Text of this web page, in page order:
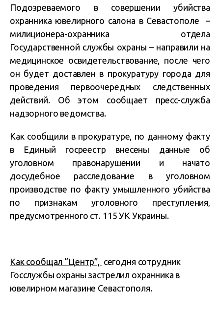
Подозреваемого в совершении убийства
охранника ювелирного салона в Севастополе –
милиционера-охранника отдела
Государственной службы охраны – направили на
медицинское освидетельствование, после чего
он будет доставлен в прокуратуру города для
проведения первоочередных следственных
действий. Об этом сообщает пресс-служба
надзорного ведомства.
Как сообщили в прокуратуре, по данному факту
в Единый госреестр внесены данные об
уголовном правонарушении и начато
досудебное расследование в уголовном
производстве по факту умышленного убийства
по признакам уголовного преступления,
предусмотренного ст. 115 УК Украины.
Как сообщал “Центр”, сегодня сотрудник
Госслужбы охраны застрелил охранника в
ювелирном магазине Севастополя.